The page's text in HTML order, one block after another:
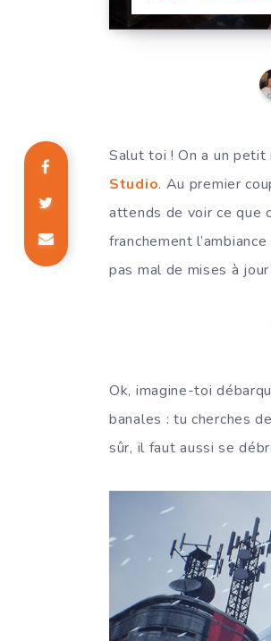
Salut toi ! On a un petit
Studio. Au premier
attends de voir ce que
franchement
pas mal de mises à
Ok, imagine-toi
banales : tu cherches
sûr, il faut aussi se